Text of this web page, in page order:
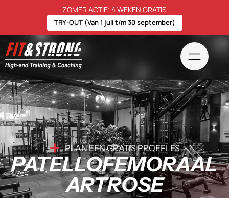
ZOMER ACTIE: 4 WEKEN GRATIS
TRY-OUT (Van 1 juli t/m 30 september)
PLAN EEN GRATIS PROEFLES
PATELLOFEMORAAL
ARTROSE